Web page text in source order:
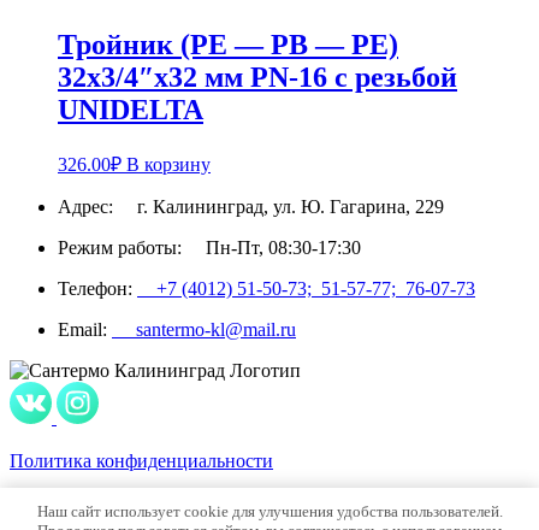
Тройник (PE — РВ — PE)
32х3/4″х32 мм PN-16 c резьбой
UNIDELTA
326.00₽ В корзину
Адрес: г. Калининград, ул. Ю. Гагарина, 229
Режим работы: Пн-Пт, 08:30-17:30
Телефон:
+7 (4012) 51-50-73; 51-57-77; 76-07-73
Email:
santermo-kl@mail.ru
Политика конфиденциальности
2026 © ООО “СанТермо”. Все права защищены.
Наш сайт использует cookie для улучшения удобства пользователей.